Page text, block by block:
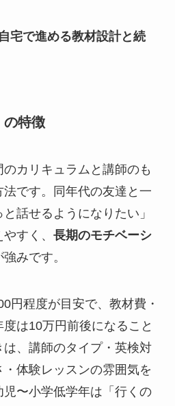
宅で進める教材設計と続
の特徴
カリキュラムと講師のも
です。同年代の友達と一
話せるようになりたい」
すく、 長期のモチベーシ
みです。
円程度が目安で、教材費・
は10万円前後になること
は、講師のタイプ・英検対
体験レッスンの雰囲気を
〜小学低学年は「行くの